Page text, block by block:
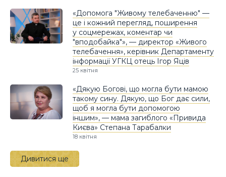
«Допомога "Живому телебаченню" —
це і кожний перегляд, поширення
у соцмережах, коментар чи
"вподобайка"», — директор «Живого
телебачення», керівник Департаменту
інформації УГКЦ отець Ігор Яців
25 квітня
«Дякую Богові, що могла бути мамою
такому сину. Дякую, що Бог дає сили,
щоб я могла бути допомогою
іншим», — мама загиблого «Привида
Києва» Степана Тарабалки
18 квітня
Дивитися ще